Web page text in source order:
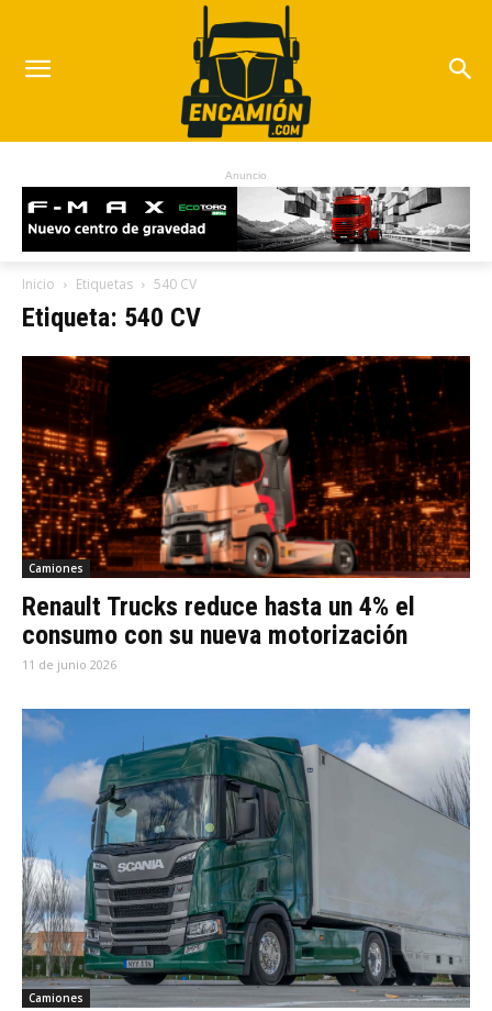
Anuncio
Inicio Etiquetas 540 CV
Etiqueta: 540 CV
Camiones
Renault Trucks reduce hasta un 4% el
consumo con su nueva motorización
11 de junio 2026
Camiones